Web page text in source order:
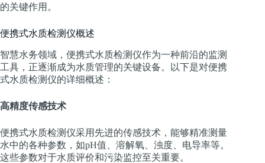
的关键作用。
便携式水质检测仪概述
智慧水务领域，便携式水质检测仪作为一种前沿的监测
工具，正逐渐成为水质管理的关键设备。以下是对便携
式水质检测仪的详细概述：
高精度传感技术
便携式水质检测仪采用先进的传感技术，能够精准测量
水中的各种参数，如pH值、溶解氧、浊度、电导率等。
这些参数对于水质评价和污染监控至关重要。